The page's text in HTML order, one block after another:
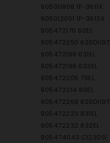
905011908 1F-3611X
905012051 1F-3613X
905472170 60EL
905472250 620DIGIT
905472189 631EL
905472198 632EL
905472205 70EL
905472214 80EL
905472269 820DIGIT
905472223 831EL
905472232 832EL
905474043 CI230SI